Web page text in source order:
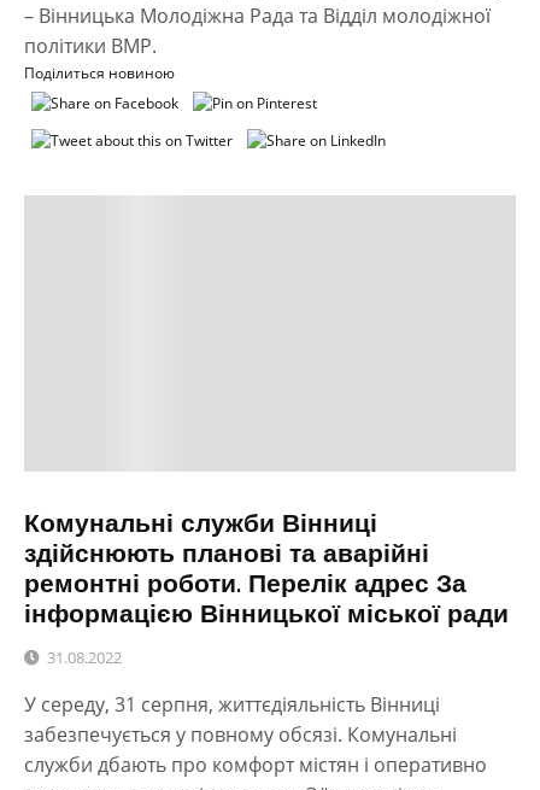
– Вінницька Молодіжна Рада та Відділ молодіжної
політики ВМР.
Поділиться новиною
Комунальні служби Вінниці
здійснюють планові та аварійні
ремонтні роботи. Перелік адрес За
інформацією Вінницької міської ради
31.08.2022
У середу, 31 серпня, життєдіяльність Вінниці
забезпечується у повному обсязі. Комунальні
служби дбають про комфорт містян і оперативно